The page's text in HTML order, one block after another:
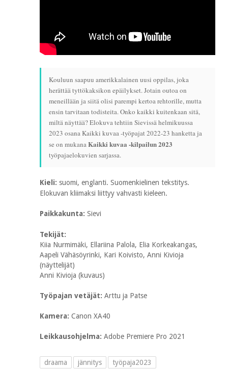
Kouluun saapuu amerikkalainen uusi oppilas, joka
herättää tyttökaksikon epäilykset. Jotain outoa on
meneillään ja siitä olisi parempi kertoa rehtorille, mutta
ensin tarvitaan todisteita. Onko kaikki kuitenkaan sitä,
miltä näyttää? Elokuva tehtiin Sievissä helmikuussa
2023 osana Kaikki kuvaa -työpajat 2022-23 hanketta ja
se on mukanaKaikki kuvaa -kilpailun 2023
työpajaelokuvien sarjassa.
Kieli: suomi, englanti. Suomenkielinen tekstitys.
Elokuvan kliimaksi liittyy vahvasti kieleen.
Paikkakunta: Sievi
Tekijät:
Kiia Nurmimäki, Ellariina Palola, Elia Korkeakangas,
Aapeli Vähäsöyrinki, Kari Koivisto, Anni Kivioja
(näyttelijät)
Anni Kivioja (kuvaus)
Työpajan vetäjät: Arttu ja Patse
Kamera: Canon XA40
Leikkausohjelma: Adobe Premiere Pro 2021
draama jännitys työpaja2023